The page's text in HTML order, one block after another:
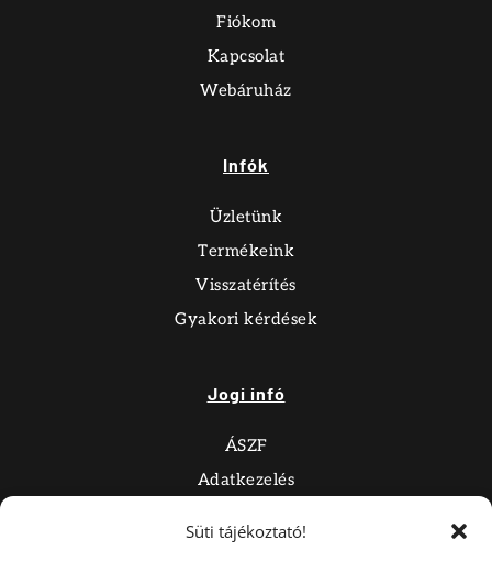
Süti tájékoztató!
Fiókom
Kapcsolat
Webáruház
Infók
Üzletünk
Termékeink
Visszatérítés
Gyakori kérdések
Jogi infó
ÁSZF
Adatkezelés
Süti tájékoztató